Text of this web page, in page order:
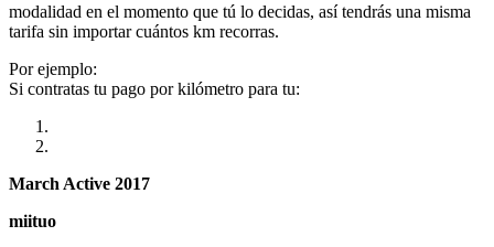
modalidad en el momento que tú lo decidas, así tendrás una misma
tarifa sin importar cuántos km recorras.
Por ejemplo:
Si contratas tu pago por kilómetro para tu:
March Active 2017
miituo